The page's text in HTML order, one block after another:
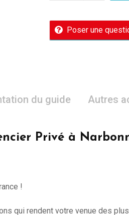
Poser une
du guide Autres
Privé à
!
qui rendent votre venue des